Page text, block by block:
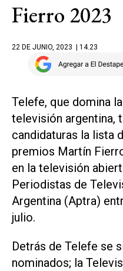
Fierro 2023
22 DE JUNIO, 2023 | 14.23
Telefe, que domina
televisión argentina,
candidaturas la lista
premios Martín
en la televisión
Periodistas de
Argentina (Aptra)
julio.
Detrás de Telefe se
nominados; la